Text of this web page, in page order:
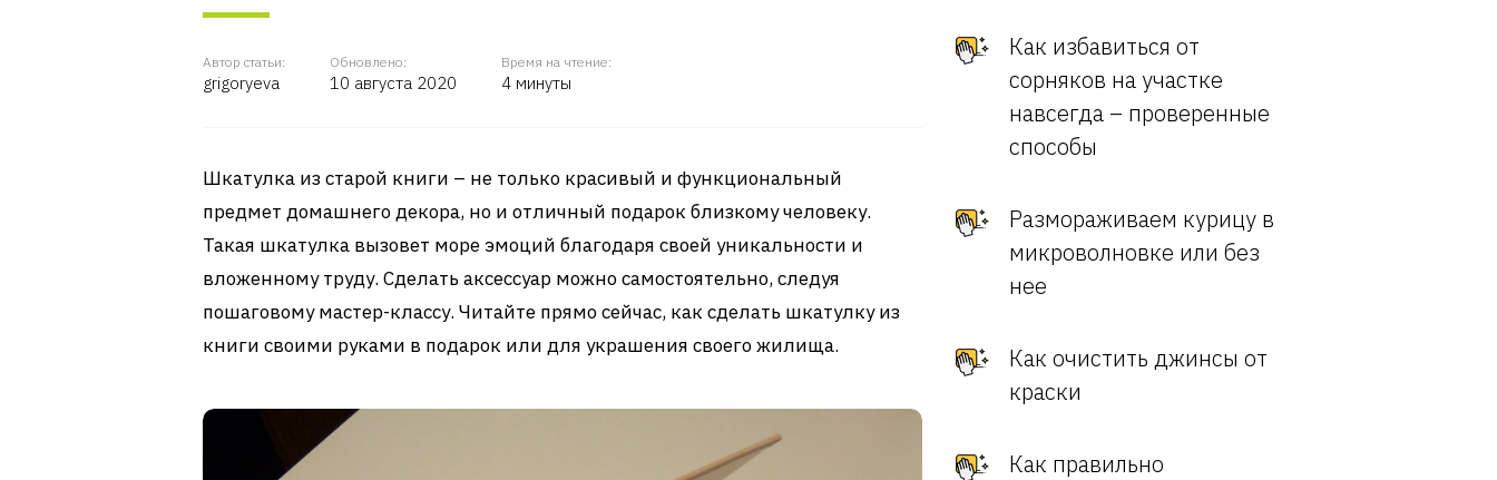
Автор статьи:
grigoryeva
Обновлено:
10 августа 2020
Время на чтение:
4 минуты
Шкатулка из старой книги – не только красивый и функциональный
предмет домашнего декора, но и отличный подарок близкому человеку.
Такая шкатулка вызовет море эмоций благодаря своей уникальности и
вложенному труду. Сделать аксессуар можно самостоятельно, следуя
пошаговому мастер-классу. Читайте прямо сейчас, как сделать шкатулку из
книги своими руками в подарок или для украшения своего жилища.
Как избавиться от
сорняков на участке
навсегда – проверенные
способы
Размораживаем курицу в
микроволновке или без
нее
Как очистить джинсы от
краски
Как правильно